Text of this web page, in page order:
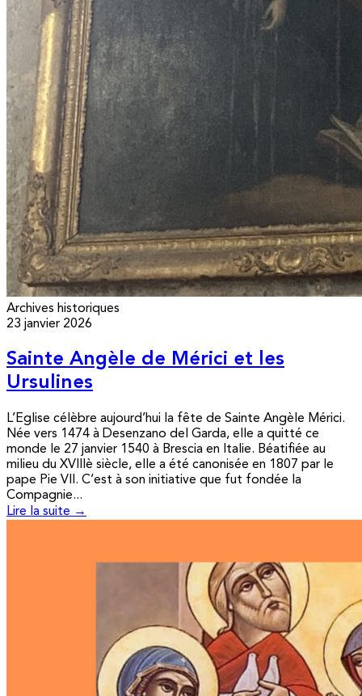
Archives historiques
23 janvier 2026
Sainte Angèle de Mérici et les
Ursulines
L’Eglise célèbre aujourd’hui la fête de Sainte Angèle Mérici.
Née vers 1474 à Desenzano del Garda, elle a quitté ce
monde le 27 janvier 1540 à Brescia en Italie. Béatifiée au
milieu du XVIIIè siècle, elle a été canonisée en 1807 par le
pape Pie VII. C’est à son initiative que fut fondée la
Compagnie...
Lire la suite →